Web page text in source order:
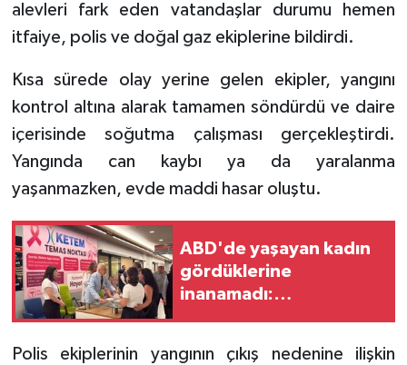
alevleri fark eden vatandaşlar durumu hemen
itfaiye, polis ve doğal gaz ekiplerine bildirdi.
Kısa sürede olay yerine gelen ekipler, yangını
kontrol altına alarak tamamen söndürdü ve daire
içerisinde soğutma çalışması gerçekleştirdi.
Yangında can kaybı ya da yaralanma
yaşanmazken, evde maddi hasar oluştu.
ABD'de yaşayan kadın
gördüklerine
inanamadı:
Polis ekiplerinin yangının çıkış nedenine ilişkin